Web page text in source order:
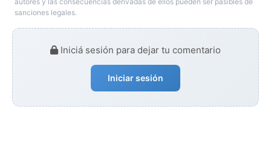
sanciones legales.
Iniciá sesión para dejar tu comentario
Iniciar sesión